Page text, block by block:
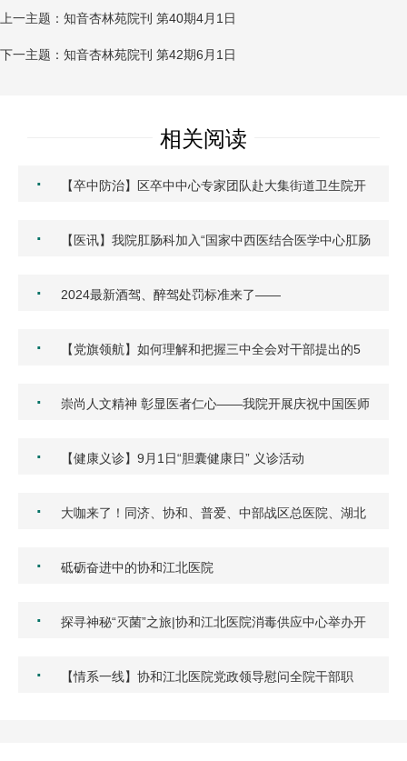
上一主题：知音杏林苑院刊 第40期4月1日
下一主题：知音杏林苑院刊 第42期6月1日
相关阅读
·
【卒中防治】区卒中中心专家团队赴大集街道卫生院开
·
【医讯】我院肛肠科加入“国家中西医结合医学中心肛肠
· 2024最新酒驾、醉驾处罚标准来了——
·
【党旗领航】如何理解和把握三中全会对干部提出的5
·
崇尚人文精神 彰显医者仁心——我院开展庆祝中国医师
· 【健康义诊】9月1日“胆囊健康日” 义诊活动
·
大咖来了！同济、协和、普爱、中部战区总医院、湖北
· 砥砺奋进中的协和江北医院
·
探寻神秘“灭菌”之旅|协和江北医院消毒供应中心举办开
·
【情系一线】协和江北医院党政领导慰问全院干部职